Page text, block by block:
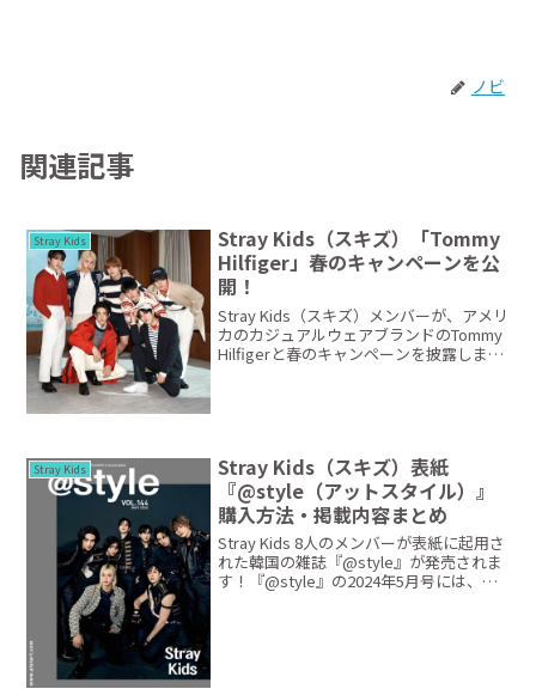
ノビ
関連記事
Stray Kids
Stray Kids（スキズ）「Tommy
Hilfiger」春のキャンペーンを公
開！
Stray Kids（スキズ）メンバーが、アメリ
カのカジュアルウェアブランドのTommy
Hilfigerと春のキャンペーンを披露しまし
Stray Kids
Stray Kids（スキズ）表紙
『@style（アットスタイル）』
購入方法・掲載内容まとめ
Stray Kids 8人のメンバーが表紙に起用さ
れた韓国の雑誌『@style』が発売されま
す！『@style』の2024年5月号には、表